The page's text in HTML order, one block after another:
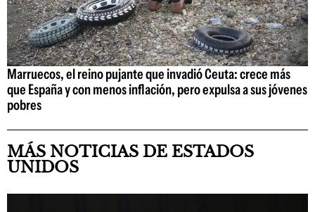
Marruecos, el reino pujante que invadió Ceuta: crece más
que España y con menos inflación, pero expulsa a sus jóvenes
pobres
MÁS NOTICIAS DE ESTADOS
UNIDOS